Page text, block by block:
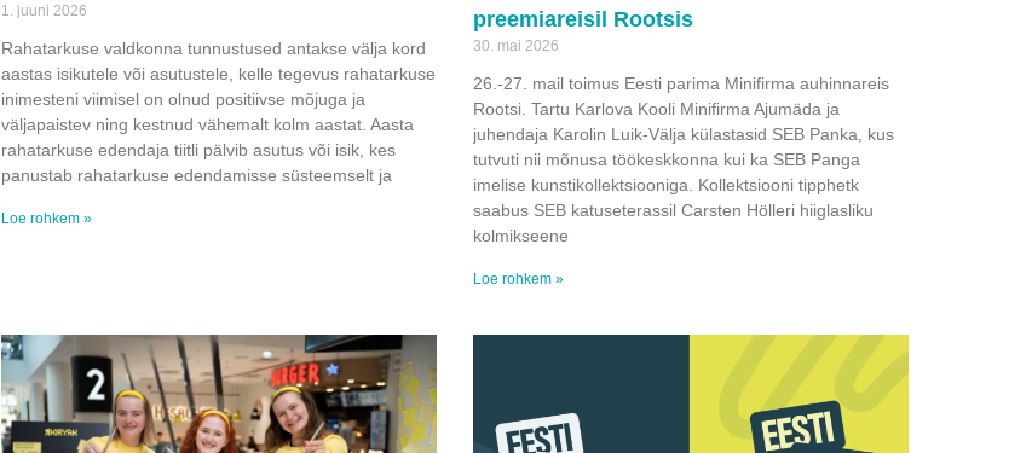
1. juuni 2026
Rahatarkuse valdkonna tunnustused antakse välja kord
aastas isikutele või asutustele, kelle tegevus rahatarkuse
inimesteni viimisel on olnud positiivse mõjuga ja
väljapaistev ning kestnud vähemalt kolm aastat. Aasta
rahatarkuse edendaja tiitli pälvib asutus või isik, kes
panustab rahatarkuse edendamisse süsteemselt ja
Loe rohkem »
preemiareisil Rootsis
30. mai 2026
26.-27. mail toimus Eesti parima Minifirma auhinnareis
Rootsi. Tartu Karlova Kooli Minifirma Ajumäda ja
juhendaja Karolin Luik-Välja külastasid SEB Panka, kus
tutvuti nii mõnusa töökeskkonna kui ka SEB Panga
imelise kunstikollektsiooniga. Kollektsiooni tipphetk
saabus SEB katuseterassil Carsten Hölleri hiiglasliku
kolmikseene
Loe rohkem »